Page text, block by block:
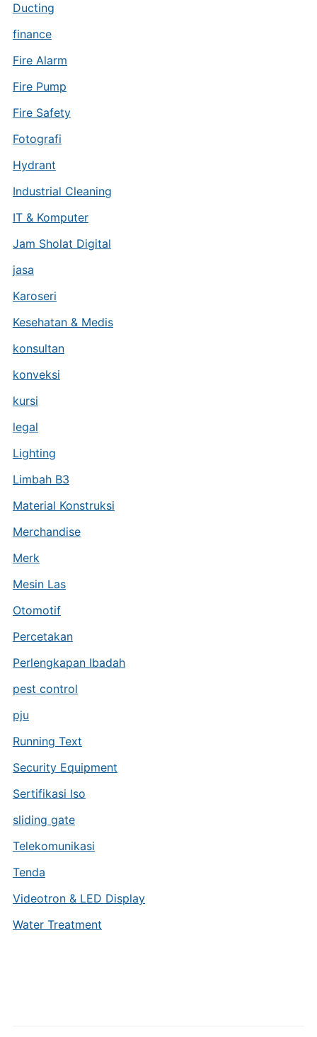
Ducting
finance
Fire Alarm
Fire Pump
Fire Safety
Fotografi
Hydrant
Industrial Cleaning
IT & Komputer
Jam Sholat Digital
jasa
Karoseri
Kesehatan & Medis
konsultan
konveksi
kursi
legal
Lighting
Limbah B3
Material Konstruksi
Merchandise
Merk
Mesin Las
Otomotif
Percetakan
Perlengkapan Ibadah
pest control
pju
Running Text
Security Equipment
Sertifikasi Iso
sliding gate
Telekomunikasi
Tenda
Videotron & LED Display
Water Treatment